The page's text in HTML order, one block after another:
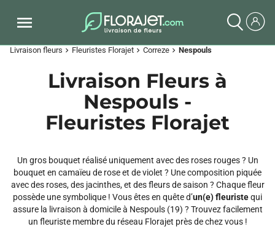
Livraison fleurs chevron_right Fleuristes Florajet chevron_right Correze chevron_right Nespouls
Livraison Fleurs à
Nespouls -
Fleuristes Florajet
Un gros bouquet réalisé uniquement avec des roses rouges ? Un
bouquet en camaïeu de rose et de violet ? Une composition piquée
avec des roses, des jacinthes, et des fleurs de saison ? Chaque fleur
possède une symbolique ! Vous êtes en quête d’un(e) fleuristequi
assure la livraison à domicile à Nespouls (19) ? Trouvez facilement
un fleuriste membre du réseau Florajet près de chez vous !